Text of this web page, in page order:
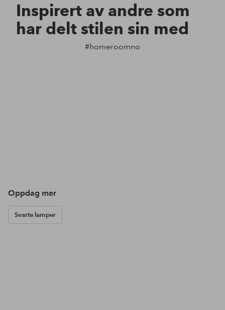
Inspirert av andre som
har delt stilen sin med
#homeroomno
Oppdag mer
Svarte lamper